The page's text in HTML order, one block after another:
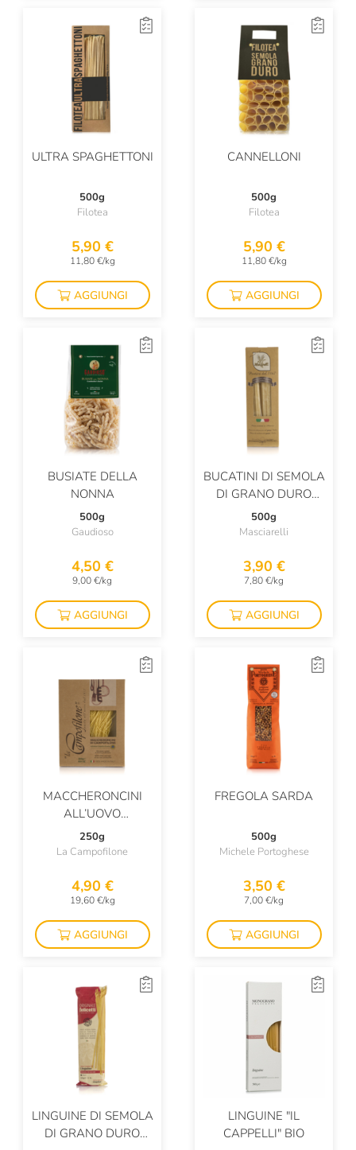
ULTRA SPAGHETTONI
500g
Filotea
5,90 €
11,80 €/kg
AGGIUNGI
CANNELLONI
500g
Filotea
5,90 €
11,80 €/kg
AGGIUNGI
BUSIATE DELLA
NONNA
500g
Gaudioso
4,50 €
9,00 €/kg
AGGIUNGI
BUCATINI DI SEMOLA
DI GRANO DURO
CON TRAFILE
CIRCOLARI IN
500g
Masciarelli
3,90 €
7,80 €/kg
AGGIUNGI
MACCHERONCINI
ALL’UOVO
INDICAZIONE
GEOGRAFICA
250g
La Campofilone
4,90 €
19,60 €/kg
AGGIUNGI
FREGOLA SARDA
500g
Michele Portoghese
3,50 €
7,00 €/kg
AGGIUNGI
LINGUINE DI SEMOLA
DI GRANO DURO
LINGUINE "IL
CAPPELLI" BIO